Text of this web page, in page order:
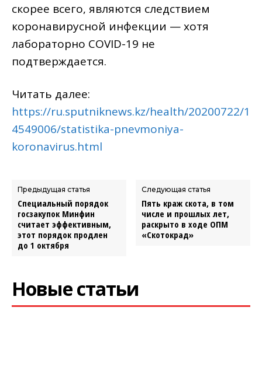
скорее всего, являются следствием
коронавирусной инфекции — хотя
лабораторно COVID-19 не
подтверждается.
Читать далее:
https://ru.sputniknews.kz/health/20200722/1
4549006/statistika-pnevmoniya-
koronavirus.html
Предыдущая статья
Специальный порядок
госзакупок Минфин
считает эффективным,
этот порядок продлен
до 1 октября
Следующая статья
Пять краж скота, в том
числе и прошлых лет,
раскрыто в ходе ОПМ
«Скотокрад»
Новые статьи